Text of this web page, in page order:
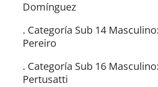
Domínguez
. Categoría Sub 14
Pereiro
. Categoría Sub 16
Pertusatti